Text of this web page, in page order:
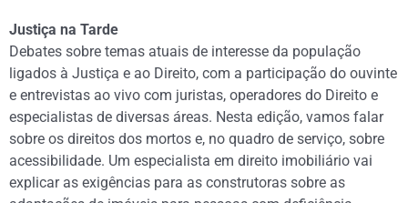
Justiça na Tarde
Debates sobre temas atuais de interesse da população
ligados à Justiça e ao Direito, com a participação do ouvinte
e entrevistas ao vivo com juristas, operadores do Direito e
especialistas de diversas áreas. Nesta edição, vamos falar
sobre os direitos dos mortos e, no quadro de serviço, sobre
acessibilidade. Um especialista em direito imobiliário vai
explicar as exigências para as construtoras sobre as